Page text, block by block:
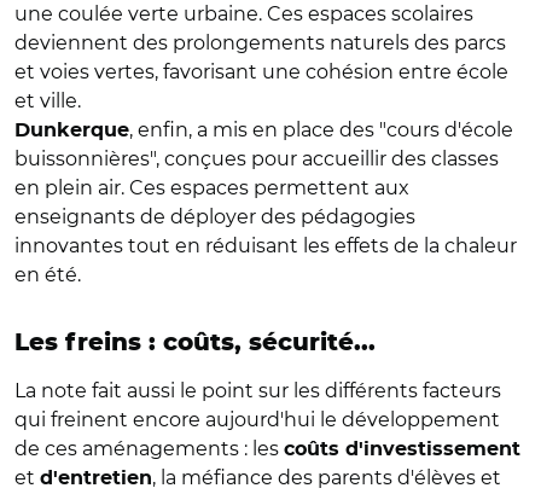
une coulée verte urbaine. Ces espaces scolaires
deviennent des prolongements naturels des parcs
et voies vertes, favorisant une cohésion entre école
et ville.
Dunkerque, enfin, a mis en place des "cours d'école
buissonnières", conçues pour accueillir des classes
en plein air. Ces espaces permettent aux
enseignants de déployer des pédagogies
innovantes tout en réduisant les effets de la chaleur
en été.
Les freins : coûts, sécurité...
La note fait aussi le point sur les différents facteurs
qui freinent encore aujourd'hui le développement
de ces aménagements : les coûts d'investissement
et d'entretien, la méfiance des parents d'élèves et